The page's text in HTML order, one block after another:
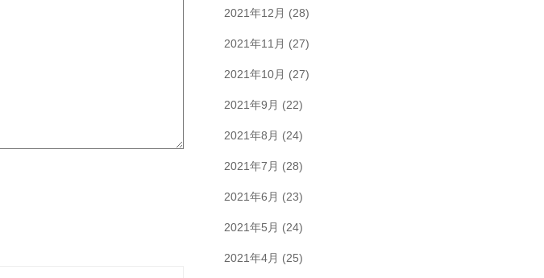
2021年12月 (28)
2021年11月 (27)
2021年10月 (27)
2021年9月 (22)
2021年8月 (24)
2021年7月 (28)
2021年6月 (23)
2021年5月 (24)
2021年4月 (25)